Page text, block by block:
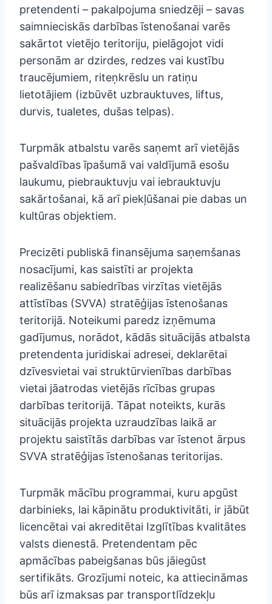
pretendenti – pakalpojuma sniedzēji – savas
saimnieciskās darbības īstenošanai varēs
sakārtot vietējo teritoriju, pielāgojot vidi
personām ar dzirdes, redzes vai kustību
traucējumiem, riteņkrēslu un ratiņu
lietotājiem (izbūvēt uzbrauktuves, liftus,
durvis, tualetes, dušas telpas).
Turpmāk atbalstu varēs saņemt arī vietējās
pašvaldības īpašumā vai valdījumā esošu
laukumu, piebrauktuvju vai iebrauktuvju
sakārtošanai, kā arī piekļūšanai pie dabas un
kultūras objektiem.
Precizēti publiskā finansējuma saņemšanas
nosacījumi, kas saistīti ar projekta
realizēšanu sabiedrības virzītas vietējās
attīstības (SVVA) stratēģijas īstenošanas
teritorijā. Noteikumi paredz izņēmuma
gadījumus, norādot, kādās situācijās atbalsta
pretendenta juridiskai adresei, deklarētai
dzīvesvietai vai struktūrvienības darbības
vietai jāatrodas vietējās rīcības grupas
darbības teritorijā. Tāpat noteikts, kurās
situācijās projekta uzraudzības laikā ar
projektu saistītās darbības var īstenot ārpus
SVVA stratēģijas īstenošanas teritorijas.
Turpmāk mācību programmai, kuru apgūst
darbinieks, lai kāpinātu produktivitāti, ir jābūt
licencētai vai akreditētai Izglītības kvalitātes
valsts dienestā. Pretendentam pēc
apmācības pabeigšanas būs jāiegūst
sertifikāts. Grozījumi noteic, ka attiecināmas
būs arī izmaksas par transportlīdzekļu